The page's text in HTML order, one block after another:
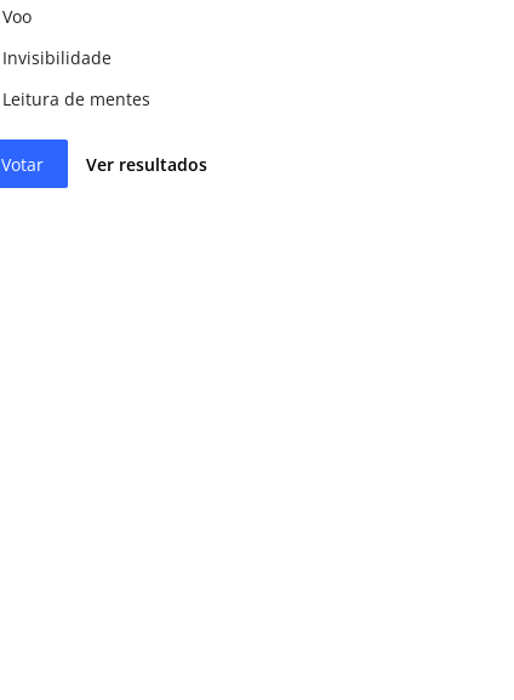
Voo
Invisibilidade
Leitura de mentes
Votar Ver resultados